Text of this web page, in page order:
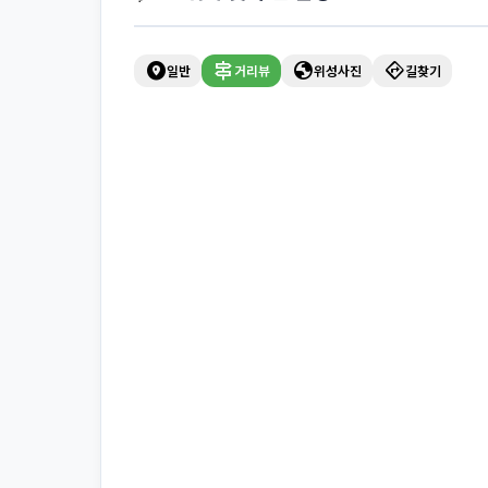
explore_nearby일반 signpost거리뷰 globe위성사진 directions길찾기